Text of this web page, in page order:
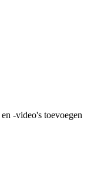
-video's toevoegen